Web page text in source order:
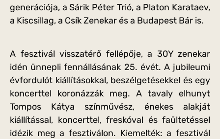
generációja, a Sárik Péter Trió, a Platon Karataev,
a Kiscsillag, a Csík Zenekar és a Budapest Bár is.
A fesztivál visszatérő fellépője, a 30Y zenekar
idén ünnepli fennállásának 25. évét. A jubileumi
évfordulót kiállításokkal, beszélgetésekkel és egy
koncerttel koronázzák meg. A tavaly elhunyt
Tompos Kátya színművész, énekes alakját
kiállítással, koncerttel, freskóval és faültetéssel
idézik meg a fesztiválon. Kiemelték: a fesztivál